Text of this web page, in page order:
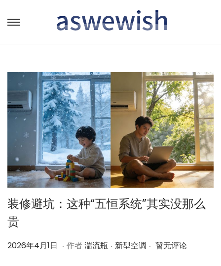
转
航
跳
容
装修避坑：这种“五恒系统”其实没那么
贵
作
2026年4月1日 2. 作者湍流瓶 . 作
新型空调 . 暂无评论